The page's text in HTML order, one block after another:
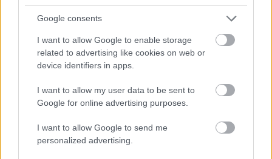
Google consents
I want to allow Google to enable storage
related to advertising like cookies on web or
device identifiers in apps.
I want to allow my user data to be sent to
Google for online advertising purposes.
I want to allow Google to send me
personalized advertising.
Ίντερ
Μπάγερν Μονάχου
Παρί Σεν Ζερμέν
Διαβάστε τη συνέχεια στοjenny.gr
ΔΙΑΒΑΣΕ ΑΚΟΜΗ: